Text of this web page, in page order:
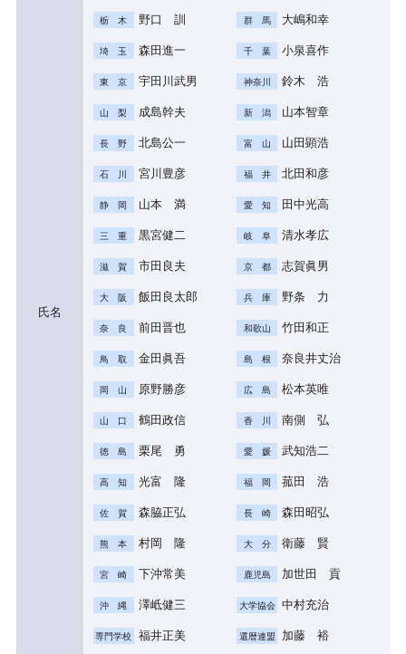
氏名
栃 木 野口 訓 群 馬 大嶋和幸
埼 玉 森田進一 千 葉 小泉喜作
東 京 宇田川武男 神奈川 鈴木 浩
山 梨 成島幹夫 新 潟 山本智章
長 野 北島公一 富 山 山田顕浩
石 川 宮川豊彦 福 井 北田和彦
静 岡 山本 満 愛 知 田中光高
三 重 黒宮健二 岐 阜 清水孝広
滋 賀 市田良夫 京 都 志賀眞男
大 阪 飯田良太郎 兵 庫 野条 力
奈 良 前田晋也 和歌山 竹田和正
鳥 取 金田眞吾 島 根 奈良井丈治
岡 山 原野勝彦 広 島 松本英唯
山 口 鶴田政信 香 川 南側 弘
徳 島 栗尾 勇 愛 媛 武知浩二
高 知 光富 隆 福 岡 菰田 浩
佐 賀 森脇正弘 長 崎 森田昭弘
熊 本 村岡 隆 大 分 衛藤 賢
宮 崎 下沖常美 鹿児島 加世田 貢
沖 縄 澤岻健三 大学協会 中村充治
専門学校 福井正美 還暦連盟 加藤 裕